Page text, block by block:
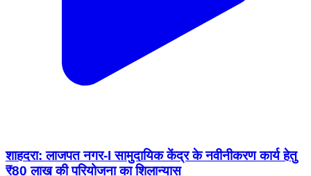
शाहदरा: लाजपत नगर-I सामुदायिक केंद्र के नवीनीकरण कार्य हेतु
₹80 लाख की परियोजना का शिलान्यास